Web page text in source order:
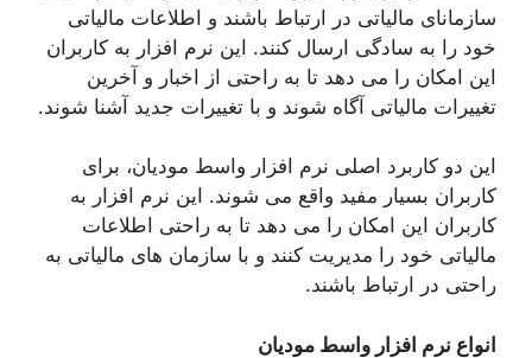
سازمانای مالیاتی در ارتباط باشند و اطلاعات مالیاتی
خود را به سادگی ارسال کنند. این نرم افزار به کاربران
این امکان را می‌ دهد تا به راحتی از اخبار و آخرین
تغییرات مالیاتی آگاه شوند و با تغییرات جدید آشنا شوند.
این دو کاربرد اصلی نرم افزار واسط مودیان، برای
کاربران بسیار مفید واقع می ‌شوند. این نرم افزار به
کاربران این امکان را می‌ دهد تا به راحتی اطلاعات
مالیاتی خود را مدیریت کنند و با سازمان های مالیاتی به
راحتی در ارتباط باشند.
انواع نرم افزار واسط مودیان